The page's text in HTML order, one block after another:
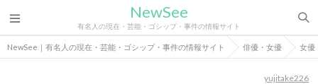
NewSee
有名人の現在・芸能・ゴシップ・事件の情報サイト
NewSee｜有名人の現在・芸能・ゴシップ・事件の情報サイト 俳優・女優 女優
yujitake226